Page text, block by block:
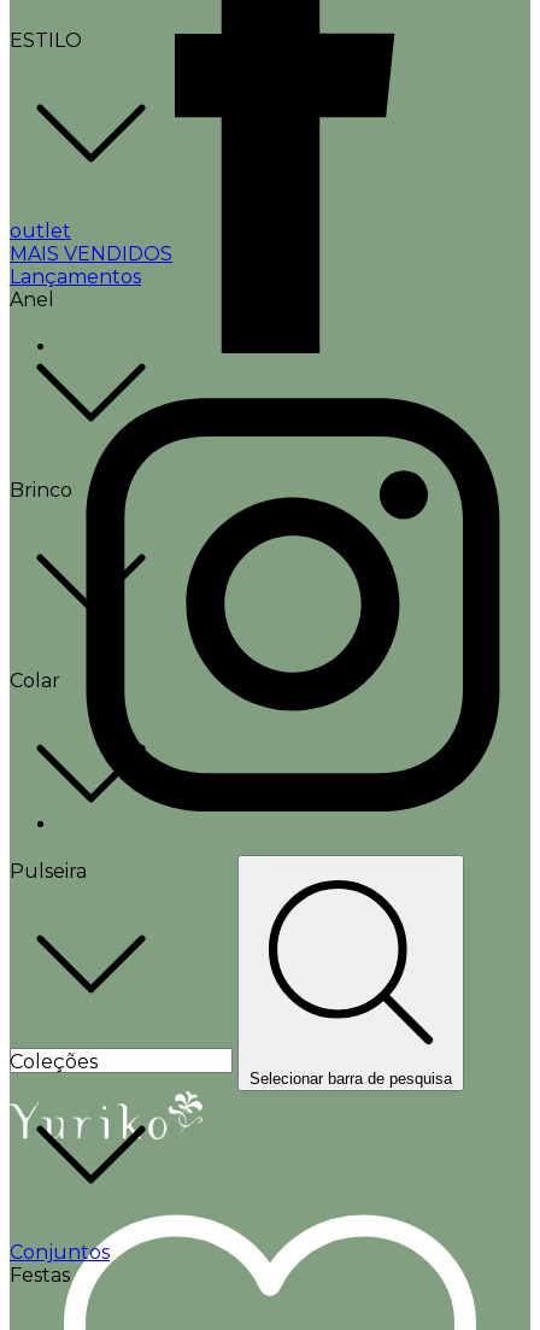
ESTILO
outlet
MAIS VENDIDOS
Lançamentos
Anel
Brinco
Colar
Pulseira
Coleções
Conjuntos
Festas
Selecionar barra de pesquisa